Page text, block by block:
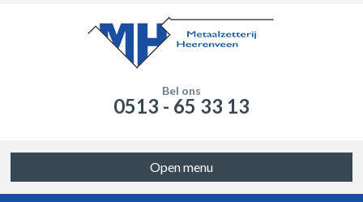
Bel ons
0513 - 65 33 13
Open menu